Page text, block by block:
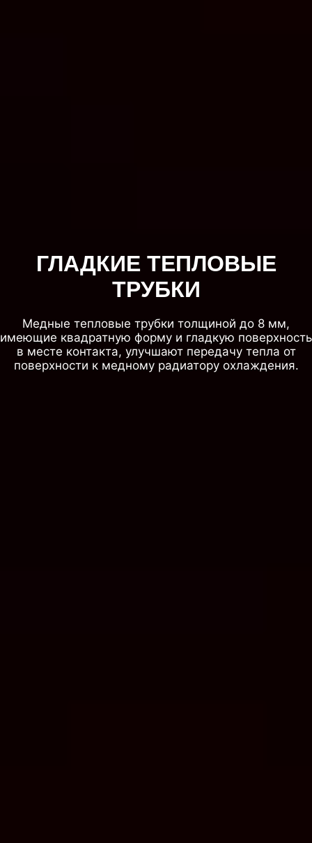
ГЛАДКИЕ ТЕПЛОВЫЕ
ТРУБКИ
Медные тепловые трубки толщиной до 8 мм,
имеющие квадратную форму и гладкую поверхность
в месте контакта, улучшают передачу тепла от
поверхности к медному радиатору охлаждения.